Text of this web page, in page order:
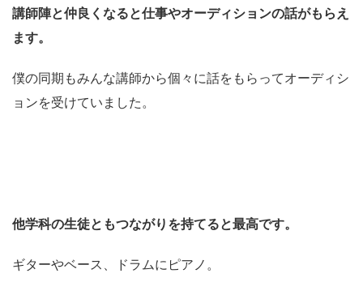
講師陣と仲良くなると仕事やオーディションの話がもらえ
ます。
僕の同期もみんな講師から個々に話をもらってオーディシ
ョンを受けていました。
他学科の生徒ともつながりを持てると最高です。
ギターやベース、ドラムにピアノ。